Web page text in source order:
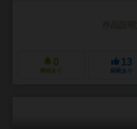
0
興味あり
13
経験あり